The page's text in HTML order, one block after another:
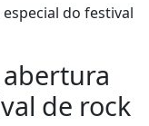
de rock